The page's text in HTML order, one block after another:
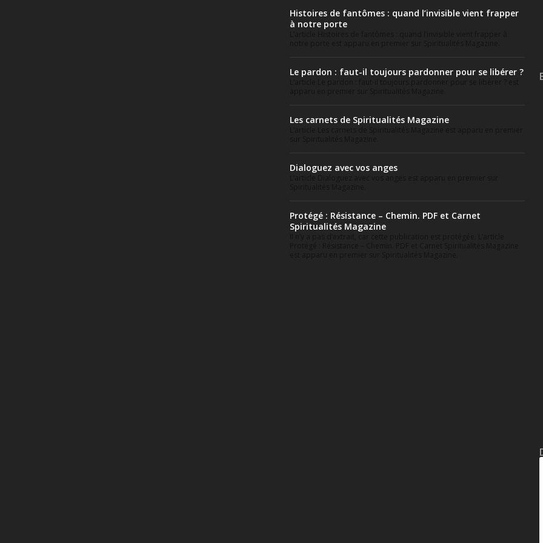
Histoires de fantômes : quand l’invisible vient frapper
à notre porte
Le pardon : faut-il toujours pardonner pour se libérer ?
Les carnets de Spiritualités Magazine
Dialoguez avec vos anges
Protégé : Résistance – Chemin. PDF et Carnet
Spiritualités Magazine